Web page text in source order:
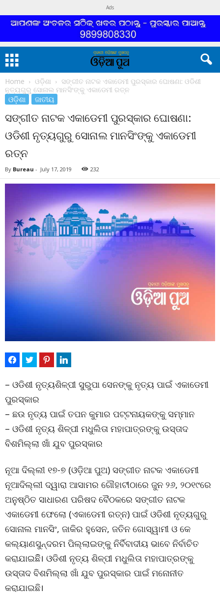
Ads
Home ଓଡ଼ିଶା
ସଙ୍ଗୀତ ନାଟକ ଏକାଡେମୀ ପୁରସ୍କାର ଘୋଷଣା: ଓଡିଶୀ
ନୃତ୍ୟଗୁରୁ ସୋନାଲ ମାନସିଂଙ୍କୁ ଏକାଡେମୀ ରତ୍ନ
ଓଡ଼ିଶା ଜାତୀୟ
ସଙ୍ଗୀତ ନାଟକ ଏକାଡେମୀ ପୁରସ୍କାର ଘୋଷଣା:
ଓଡିଶୀ ନୃତ୍ୟଗୁରୁ ସୋନାଲ ମାନସିଂଙ୍କୁ ଏକାଡେମୀ
ରତ୍ନ
By Bureau - July 17, 2019 232
– ଓଡିଶୀ ନୃତ୍ୟଶିଳ୍ପୀ ସୁରୁପା ସେନଙ୍କୁ ନୃତ୍ୟ ପାଇଁ ଏକାଡେମୀ
ପୁରସ୍କାର
– ଛଉ ନୃତ୍ୟ ପାଇଁ ତପନ କୁମାର ପଟ୍ଟନାୟକଙ୍କୁ ସମ୍ମାନ
– ଓଡିଶୀ ନୃତ୍ୟ ଶିଳ୍ପୀ ମଧୁଲିତା ମହାପାତ୍ରଙ୍କୁ ଉସ୍ତାଦ
ବିଶମିଲ୍ଲା ଖାଁ ଯୁବ ପୁରସ୍କାର
ନୂଆ ଦିଲ୍ଲୀ ୧୭-୭ (ଓଡ଼ିଆ ପୁଅ) ସଙ୍ଗୀତ ନାଟକ ଏକାଡେମୀ
ନୂଆଦିଲ୍ଲୀ ଦ୍ୱାରା ଆସାମର ଗୌହାଟୀଠାରେ ଜୁନ ୨୬, ୨୦୧୯ରେ
ଅନୁଷ୍ଠିତ ସାଧାରଣ ପରିଷଦ ବୈଠକରେ ସଙ୍ଗୀତ ନାଟକ
ଏକାଡେମୀ ଫେଲୋ (ଏକାଡେମୀ ରତ୍ନ) ପାଇଁ ଓଡିଶୀ ନୃତ୍ୟଗୁରୁ
ସୋନାଲ ମାନସିଂ, ଜାକିର ହୁସେନ, ଜତିନ ଗୋସ୍ୱାମୀ ଓ କେ
କଲ୍ୟାଣସୁନ୍ଦରମ ପିଲ୍ଲାଇଙ୍କୁ ନିର୍ବିବାଦୀୟ ଭାବେ ନିର୍ବାଚିତ
କରାଯାଇଛିି। ଓଡିଶୀ ନୃତ୍ୟ ଶିଳ୍ପୀ ମଧୁଲିତା ମହାପାତ୍ରଙ୍କୁ
ଉସ୍ତାଦ ବିଶମିଲ୍ଲା ଖାଁ ଯୁବ ପୁରସ୍କାର ପାଇଁ ମନୋନୀତ
କରାଯାଇଛି।